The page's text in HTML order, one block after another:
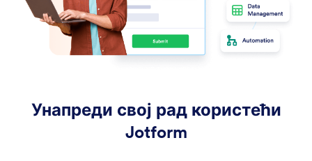
Унапреди свој рад користећи
Jotform